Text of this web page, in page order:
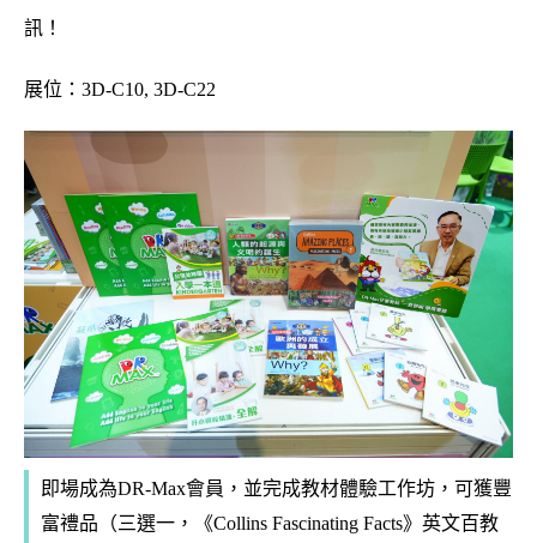
訊！
展位：3D-C10, 3D-C22
即場成為DR-Max會員，並完成教材體驗工作坊，可獲豐
富禮品（三選一，《Collins Fascinating Facts》英文百教